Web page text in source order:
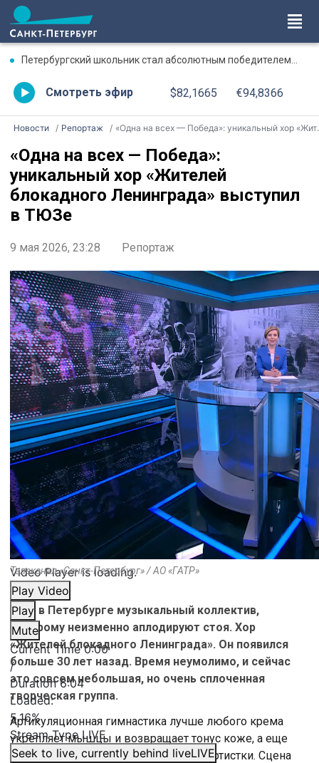
Петербургский школьник стал абсолютным победителем Международной олимпиады по ИИ
Смотреть эфир $82,1665 €94,8366
Новости Репортаж «Одна на всех — Победа»: уникальный хор «Жителей блокадного Ленинграда» выступил в ТЮЗе
«Одна на всех — Победа»:
уникальный хор «Жителей
блокадного Ленинграда» выступил
в ТЮЗе
9 мая 2026, 23:28 Репортаж
Video Player is loading.
Play Video
Play
Mute
Current Time0:00
/
Duration6:04
Loaded:
5.16%
Stream TypeLIVE
Seek to live, currently behind liveLIVE
Телеканал «Санкт-Петербург» / АО «ГАТР»
Есть в Петербурге музыкальный коллектив,
которому неизменно аплодируют стоя. Хор
«Жителей блокадного Ленинграда». Он появился
больше 30 лет назад. Время неумолимо, и сейчас
это совсем небольшая, но очень сплоченная
творческая группа.
Артикуляционная гимнастика лучше любого крема
укрепляет мышцы и возвращает тонус коже, а еще
гримасы — секрет молодости, шутят артистки. Сцена